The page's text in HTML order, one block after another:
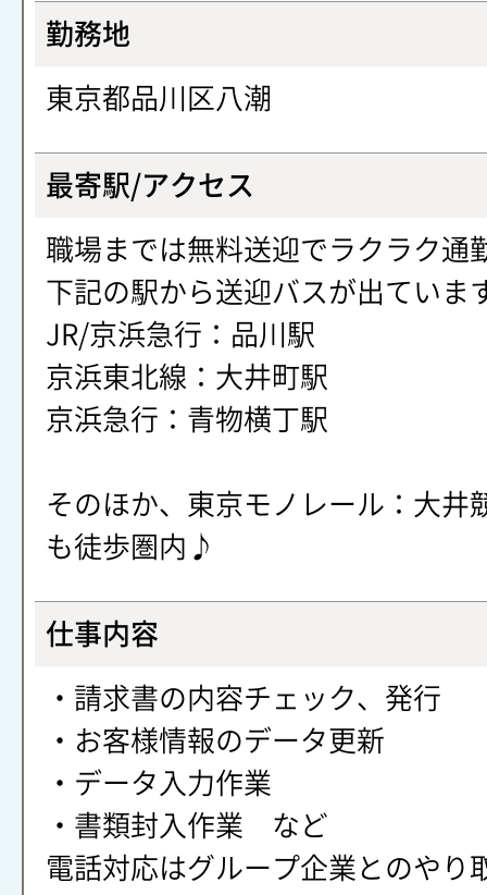
勤務地
東京都品川区八潮
最寄駅/アクセス
職場までは無料送迎でラクラク通
下記の駅から送迎バスが出ていま
JR/京浜急行：品川駅
京浜東北線：大井町駅
京浜急行：青物横丁駅
そのほか、東京モノレール：大井
も徒歩圏内♪
仕事内容
・請求書の内容チェック、発行
・お客様情報のデータ更新
・データ入力作業
・書類封入作業 など
電話対応はグループ企業とのや